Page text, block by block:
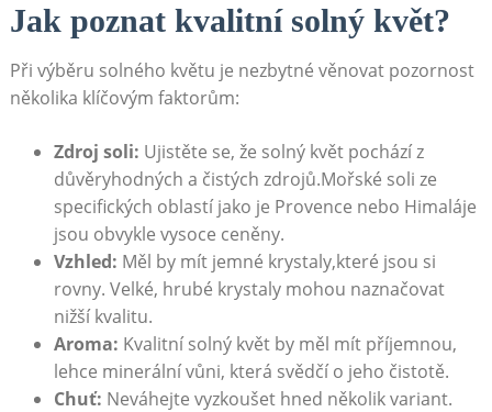
Jak poznat kvalitní solný květ?
Při výběru ‍solného květu je nezbytné věnovat pozornost
několika klíčovým faktorům:
Zdroj soli: Ujistěte ‍se, že solný květ pochází z
důvěryhodných a čistých‌ zdrojů.Mořské ⁤soli ze
specifických oblastí‌ jako je Provence nebo Himaláje
jsou obvykle vysoce ceněny.
Vzhled: Měl by mít jemné krystaly,které jsou si
rovny. Velké,‌ hrubé krystaly mohou​ naznačovat
nižší kvalitu.
Aroma: Kvalitní solný květ by měl mít příjemnou,
lehce minerální‍ vůni, která ⁤svědčí o jeho čistotě.
Chuť: Neváhejte vyzkoušet hned několik variant.